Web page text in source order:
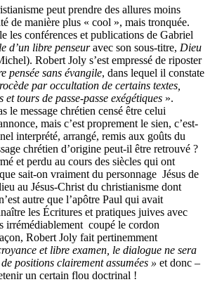
peut prendre des allures moins
de manière plus « cool », mais tronquée.
les conférences et publications de Gabriel
d’un libre penseuravec son sous-titre, Dieu
Robert Joly s’est empressé de riposter
pensée sans évangile, dans lequel il constate
par occultation de certains textes,
tours de passe-passe exégétiques ».
le message chrétien censé être celui
mais c’est proprement le sien, c’est-
interprété, arrangé, remis aux goûts du
chrétien d’origine peut-il être retrouvé ?
et perdu au cours des siècles qui ont
sait-on vraiment du personnage Jésus de
au Jésus-Christ du christianisme dont
autre que l’apôtre Paul qui avait
les Écritures et pratiques juives avec
irrémédiablement coupé le cordon
Robert Joly fait pertinemment
et libre examen, le dialogue ne sera
positions clairement assumées » et donc –
un certain flou doctrinal !